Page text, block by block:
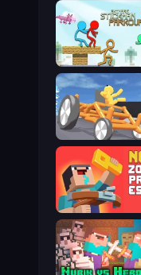
Draw Crash Race